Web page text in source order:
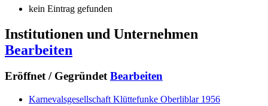
kein Eintrag gefunden
Institutionen und Unternehmen
Bearbeiten
Eröffnet / Gegründet Bearbeiten
Karnevalsgesellschaft Klüttefunke Oberliblar 1956